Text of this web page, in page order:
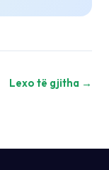
Lexo të gjitha →